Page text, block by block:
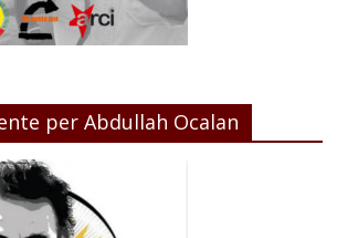
per Abdullah Ocalan